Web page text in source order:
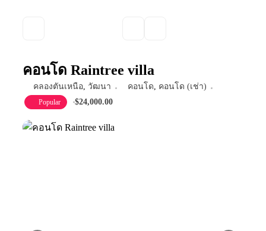
คอนโด Raintree villa
คลองตันเหนือ, วัฒนา คอนโด, คอนโด (เช่า)
Popular $24,000.00